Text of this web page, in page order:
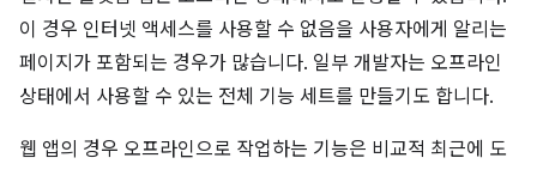
이 경우 인터넷 액세스를 사용할 수 없음을 사용자에게 알리는
페이지가 포함되는 경우가 많습니다. 일부 개발자는 오프라인
상태에서 사용할 수 있는 전체 기능 세트를 만들기도 합니다.
웹 앱의 경우 오프라인으로 작업하는 기능은 비교적 최근에 도